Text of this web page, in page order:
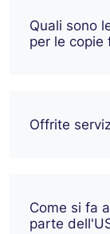
Quali sono
per le copie
Offrite
Come si fa
parte